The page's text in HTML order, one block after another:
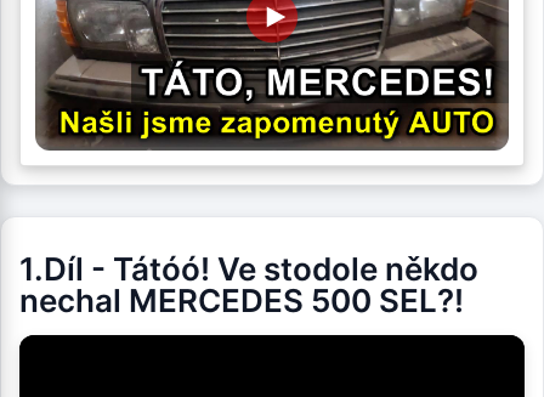
1.Díl - Tátóó! Ve stodole někdo
nechal MERCEDES 500 SEL?!